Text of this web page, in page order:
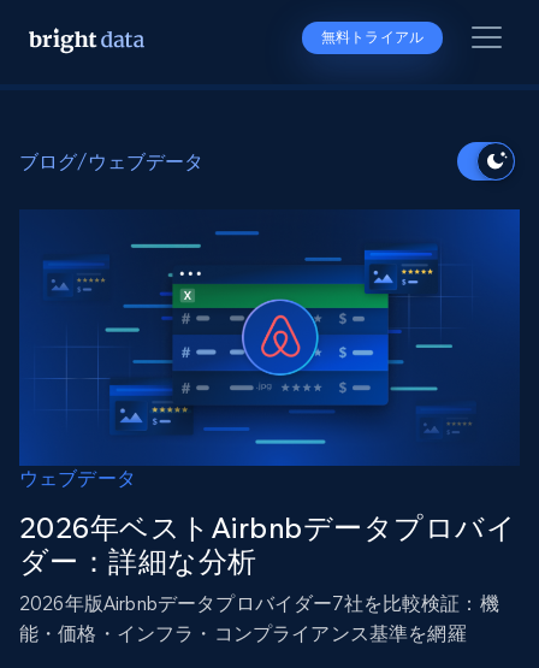
無料トライアル
ブログ/ウェブデータ
ウェブデータ
2026年ベストAirbnbデータプロバイ
ダー：詳細な分析
2026年版Airbnbデータプロバイダー7社を比較検証：機
能・価格・インフラ・コンプライアンス基準を網羅